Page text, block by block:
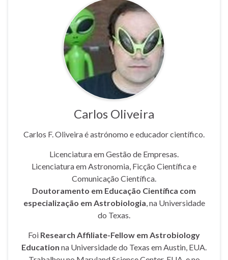
Carlos Oliveira
Carlos F. Oliveira é astrónomo e educador científico.
Licenciatura em Gestão de Empresas.
Licenciatura em Astronomia, Ficção Científica e
Comunicação Científica.
Doutoramento em Educação Científica com
especialização em Astrobiologia , na Universidade
do Texas.
Foi Research Affiliate-Fellow em Astrobiology
Education na Universidade do Texas em Austin, EUA.